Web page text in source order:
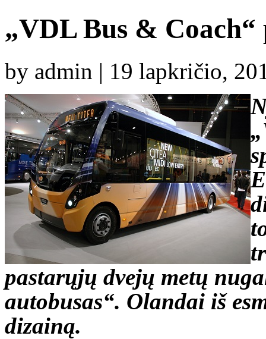
„VDL Bus &
by admin | 19 lapkričio,
pastarųjų dvejų metų
autobusas“. Olandai iš
dizainą.